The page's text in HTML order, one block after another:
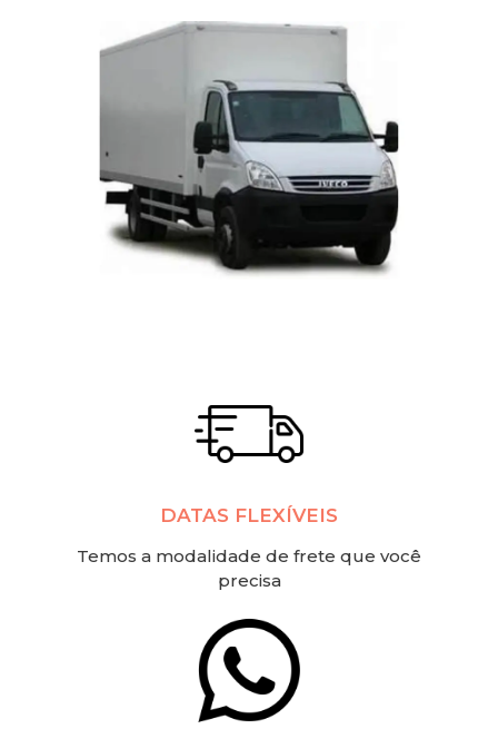
DATAS FLEXÍVEIS
Temos a modalidade de frete que você
precisa